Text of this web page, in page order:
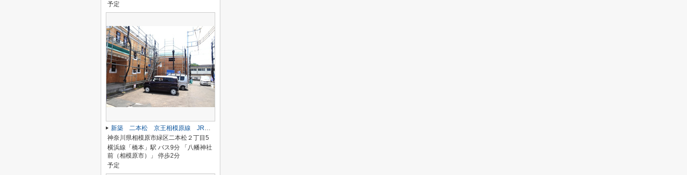
予定
新築 二本松 京王相模原線 JR横浜線 橋本駅
神奈川県相模原市緑区二本松２丁目5
横浜線「橋本」駅 バス9分 「八幡神社
前（相模原市）」 停歩2分
予定